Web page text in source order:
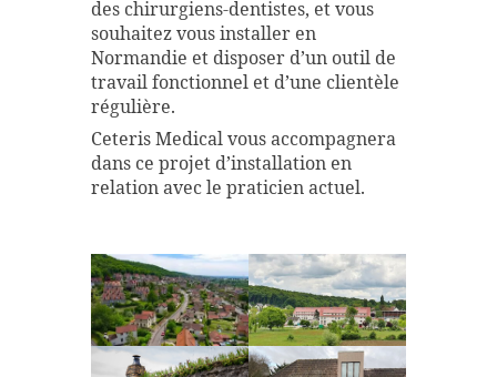
des chirurgiens-dentistes, et vous
souhaitez vous installer en
Normandie et disposer d’un outil de
travail fonctionnel et d’une clientèle
régulière.
Ceteris Medical vous accompagnera
dans ce projet d’installation en
relation avec le praticien actuel.